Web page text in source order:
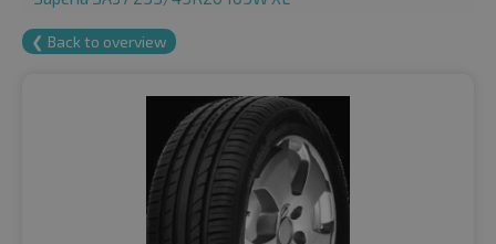
❮ Back to overview